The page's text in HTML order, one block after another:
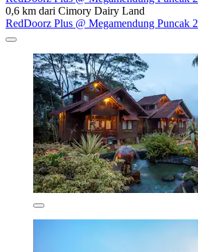
0,6 km dari Cimory Dairy Land
RedDoorz Plus @ Megamendung Puncak 2